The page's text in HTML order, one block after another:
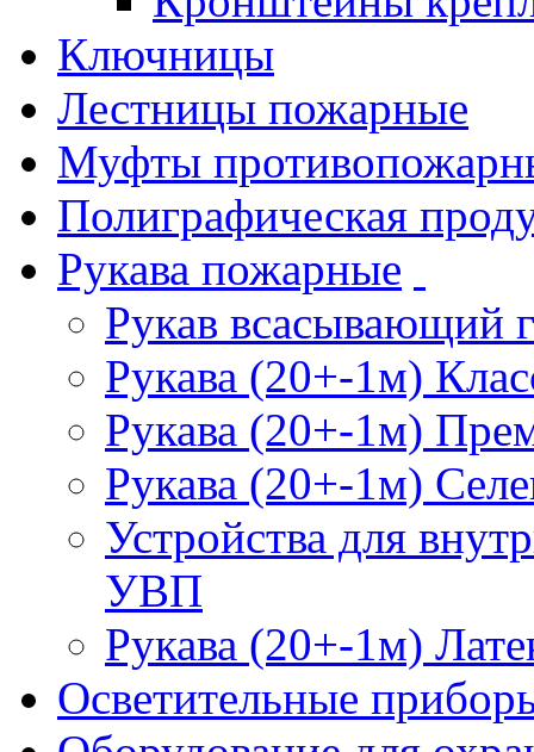
Ключницы
Лестницы пожарные
Муфты
Полиграфическая
Рукава пожарные
Рукав всасывающий
Рукава (20+-1м)
Рукава (20+-1м)
Рукава (20+-1м)
Устройства для
УВП
Рукава (20+-1м)
Осветительные